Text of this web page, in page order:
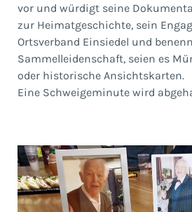
vor und würdigt seine
zur Heimatgeschichte, sein
Ortsverband Einsiedel und
Sammelleidenschaft, seien es
oder historische Ansichtskarten.
Eine Schweigeminute wird